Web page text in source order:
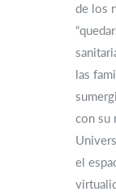
de los
las
con su
el